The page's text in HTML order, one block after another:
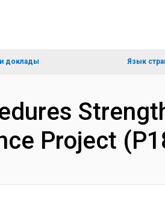
доклады Язык
Project